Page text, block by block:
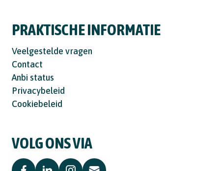
PRAKTISCHE INFORMATIE
Veelgestelde vragen
Contact
Anbi status
Privacybeleid
Cookiebeleid
VOLG ONS VIA